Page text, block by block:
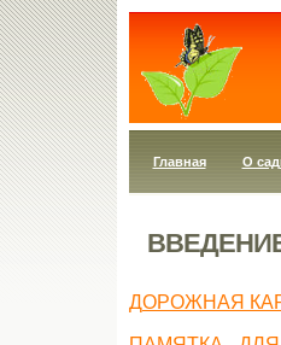
Главная О
ДОРОЖНАЯ